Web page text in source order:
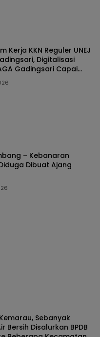
Kerja KKN Reguler UNEJ
Digitalisasi
Gadingsari Capai
– Kebanaran
Dibuat Ajang
Sebanyak
Bersih Disalurkan BPDB